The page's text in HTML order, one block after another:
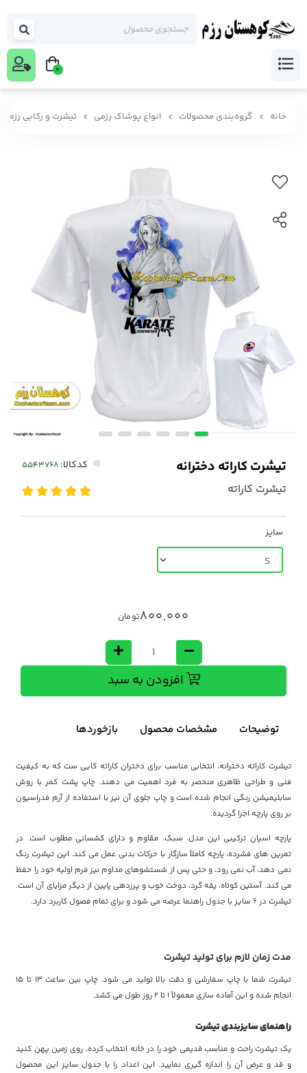
خانه گروه‌بندی محصولات انواع پوشاک رزمی تیشرت و رکابی رزمی
تیشرت کاراته دخترانه
تیشرت کاراته
کدکالا:
سایز
800,000تومان
افزودن به سبد
توضیحات مشخصات محصول بازخوردها
تیشرت کاراته دخترانه، انتخابی مناسب برای دختران کاراته کایی ست که به کیفیت
فنی و طراحی ظاهری منحصر به فرد اهمیت می دهند. چاپ پشت کمر با روش
سابلیمیشن رنگی انجام شده است و چاپ جلوی آن نیز با استفاده از آرم فدراسیون
بر روی پارچه اجرا گردیده.
پارچه اسپان ترکیبی این مدل، سبک، مقاوم و دارای کشسانی مطلوب است. در
تمرین های فشرده، پارچه کاملاً سازگار با حرکات بدنی عمل می کند. این تیشرت رنگ
نمی دهد، آب نمی رود، و حتی پس از شستشوهای مداوم نیز فرم اولیه خود را حفظ
می کند. آستین کوتاه، یقه گرد، دوخت خوب و پرزدهی پایین از دیگر مزایای آن است.
تیشرت در ۶ سایز با جدول راهنما عرضه می شود و برای تمام فصول کاربرد دارد.
مدت زمان لازم برای تولید تیشرت
تیشرت شما با چاپ سفارشی و دقت بالا تولید می شود. چاپ بین ساعت ۱۳ تا ۱۵
انجام شده و این آماده سازی معمولاً ۱ تا ۲ روز طول می کشد.
راهنمای سایزبندی تیشرت
یک تیشرت راحت و مناسب قدیمی خود را در خانه انتخاب کرده، روی زمین پهن کنید
و قد و عرض آن را اندازه گیری نمایید. این اعداد را با جدول سایز این محصول
0